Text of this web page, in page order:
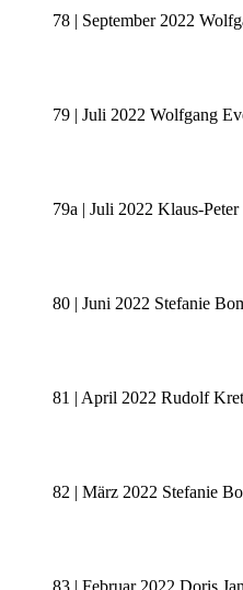
78 | September 2022
79 | Juli 2022 Wolfgang
79a | Juli 2022 Klaus-
80 | Juni 2022 Stefanie
81 | April 2022 Rudolf
82 | März 2022 Stefanie
83 | Februar 2022 Doris